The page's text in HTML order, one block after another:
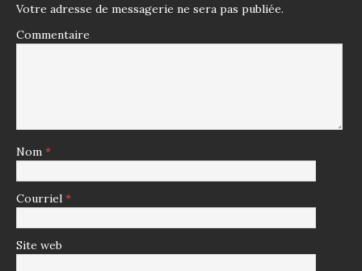
Votre adresse de messagerie ne sera pas publiée.
Commentaire
Nom *
Courriel *
Site web